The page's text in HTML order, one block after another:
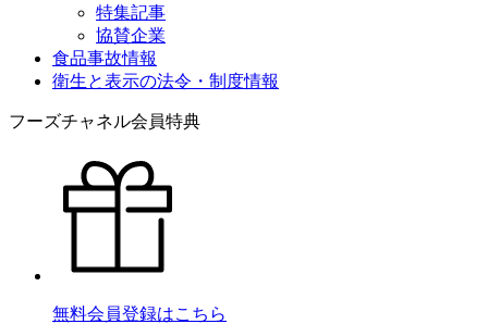
特集記事
協賛企業
食品事故情報
衛生と表示の法令・制度情報
フーズチャネル会員特典
無料会員登録はこちら